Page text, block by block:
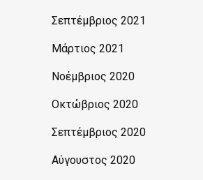
Σεπτέμβριος 2021
Μάρτιος 2021
Νοέμβριος 2020
Οκτώβριος 2020
Σεπτέμβριος 2020
Αύγουστος 2020